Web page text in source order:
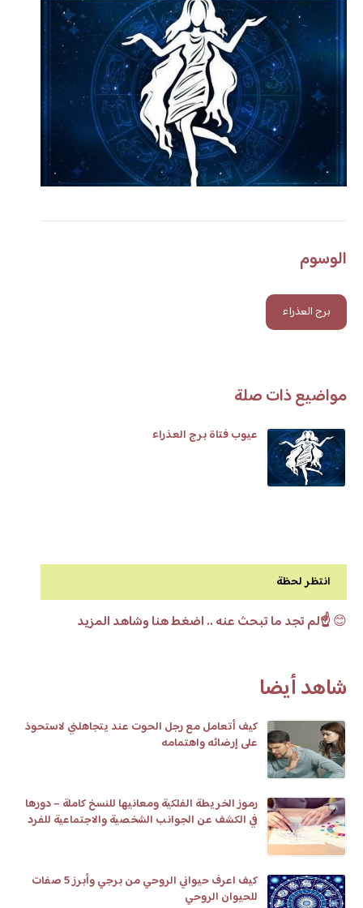
الوسوم
برج العذراء
مواضيع ذات صلة
عيوب فتاة برج العذراء
انتظر لحظة
😊☝️لم تجد ما تبحث عنه .. اضغط هنا وشاهد المزيد
شاهد أيضا
كيف أتعامل مع رجل الحوت عند يتجاهلني لاستحوذ
على إرضائه واهتمامه
رموز الخريطة الفلكية ومعانيها للنسخ كاملة – دورها
في الكشف عن الجوانب الشخصية والاجتماعية للفرد
كيف اعرف حيواني الروحي من برجي وأبرز 5 صفات
للحيوان الروحي